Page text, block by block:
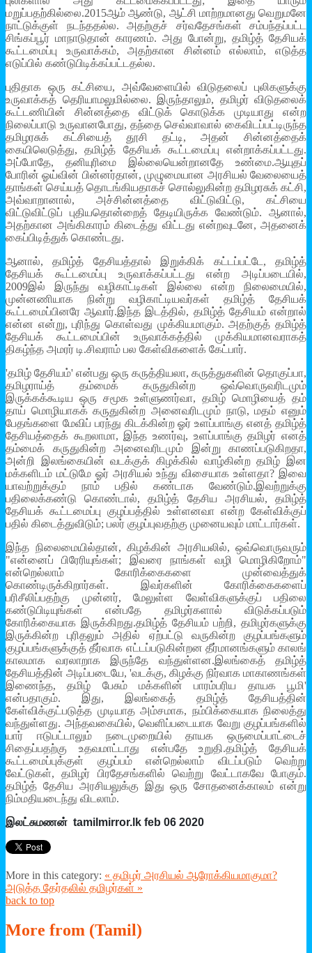
மறுப்பதற்கில்லை.2015ஆம் ஆண்டு, ஆட்சி மாற்றமானது வெறுமனே
நாட்டுக்குள் நடந்ததல்ல. அதற்குச் சர்வதேசங்கள் சம்பந்தப்பட்ட
சிங்கப்பூர் மாநாடுதான் காரணம். அது போன்று, தமிழ்த் தேசியக்
கூட்டமைப்பு உருவாக்கம், அதற்கான சின்னம் எல்லாம், எடுத்த
எடுப்பில் கண்டுபிடிக்கப்பட்டதல்ல.
புதிதாக ஒரு கட்சியை, அவ்வேளையில் விடுதலைப் புலிகளுக்கு
உருவாக்கத் தெரியாமலுமில்லை. இருந்தாலும், தமிழர் விடுதலைக்
கூட்டணியின் சின்னத்தை விட்டுக் கொடுக்க முடியாது என்ற
நிலைப்பாடு உருவானபோது, தந்தை செவ்வாவால் கைவிடப்பட்டிருந்த
தமிழரசுக் கட்சியைத் தூசி தட்டி, அதன் சின்னத்தைக்
கையிலெடுத்து, தமிழ்த் தேசியக் கூட்டமைப்பு என்றாக்கப்பட்டது.
அப்போதே, தனியுரிமை இல்லையென்றானதே உண்மை.ஆயுதப்
போரின் ஓய்வின் பின்னர்தான், முழுமையான அரசியல் வேலையைத்
தாங்கள் செய்யத் தொடங்கியதாகச் சொல்லுகின்ற தமிழரசுக் கட்சி,
அவ்வாறானால், அச்சின்னத்தை விட்டுவிட்டு, கட்சியை
விட்டுவிட்டுப் புதியதொன்றைத் தேடியிருக்க வேண்டும். ஆனால்,
அதற்கான அங்கிகாரம் கிடைத்து விட்டது என்றவுடனே, அதனைக்
கைப்பிடித்துக் கொண்டது.
ஆனால், தமிழ்த் தேசியத்தால் இறுக்கிக் கட்டப்பட்டே, தமிழ்த்
தேசியக் கூட்டமைப்பு உருவாக்கப்பட்டது என்ற அடிப்படையில்,
2009இல் இருந்து வழிகாட்டிகள் இல்லை என்ற நிலைமையில்,
முன்னணியாக நின்று வழிகாட்டியவர்கள் தமிழ்த் தேசியக்
கூட்டமைப்பினரே ஆவார்.இந்த இடத்தில், தமிழ்த் தேசியம் என்றால்
என்ன என்று, புரிந்து கொள்வது முக்கியமாகும். அதற்குத் தமிழ்த்
தேசியக் கூட்டமைப்பின் உருவாக்கத்தில் முக்கியமானவராகத்
திகழ்ந்த அமரர் டி.சிவராம் பல கேள்விகளைக் கேட்பார்.
'தமிழ் தேசியம்' என்பது ஒரு கருத்தியலா, கருத்துகளின் தொகுப்பா,
தமிழராய்த் தம்மைக் கருதுகின்ற ஒவ்வொருவரிடமும்
இருக்கக்கூடிய ஒரு சமூக உள்ளுணர்வா, தமிழ் மொழியைத் தம்
தாய் மொழியாகக் கருதுகின்ற அனைவரிடமும் நாடு, மதம் எனும்
பேதங்களை மேவிப் பரந்து கிடக்கின்ற ஓர் உளப்பாங்கு எனத் தமிழ்த்
தேசியத்தைக் கூறலாமா, இந்த உணர்வு, உளப்பாங்கு தமிழர் எனத்
தம்மைக் கருதுகின்ற அனைவரிடமும் இன்று காணப்படுகிறதா,
அன்றி இலங்கையின் வடக்குக் கிழக்கில் வாழ்கின்ற தமிழ் இன
மக்களிடம் மட்டுமே ஓர் அரசியல் உந்து விசையாக உள்ளதா? இவை
யாவற்றுக்கும் நாம் பதில் கண்டாக வேண்டும்.இவற்றுக்கு
பதிலைக்கண்டு கொண்டால், தமிழ்த் தேசிய அரசியல், தமிழ்த்
தேசியக் கூட்டமைப்பு குழப்பத்தில் உள்ளனவா என்ற கேள்விக்குப்
பதில் கிடைத்துவிடும்; பலர் குழப்புவதற்கு முனையவும் மாட்டார்கள்.
இந்த நிலைமையில்தான், கிழக்கின் அரசியலில், ஒவ்வொருவரும்
"என்னைப் பிரேரியுங்கள்; இவரை நாங்கள் வழி மொழிகிறோம்"
என்றெல்லாம் கோரிக்கைகளை முன்வைத்துக்
கொண்டிருக்கிறார்கள். இவர்களின் கோரிக்கைகளைப்
பரிசீலிப்பதற்கு முன்னர், மேலுள்ள வேள்விகளுக்குப் பதிலை
கண்டுபிடியுங்கள் என்பதே தமிழர்களால் விடுக்கப்படும்
கோரிக்கையாக இருக்கிறது.தமிழ்த் தேசியம் பற்றி, தமிழர்களுக்கு
இருக்கின்ற புரிதலும் அதில் ஏற்பட்டு வருகின்ற குழப்பங்களும்
குழப்பங்களுக்குத் தீர்வாக எட்டப்படுகின்றன தீர்மானங்களும் காலங்
காலமாக வரலாறாக இருந்தே வந்துள்ளன.இலங்கைத் தமிழ்த்
தேசியத்தின் அடிப்படையே, 'வடக்கு, கிழக்கு நிர்வாக மாகாணங்கள்
இணைந்த, தமிழ் பேசும் மக்களின் பாரம்பரிய தாயக பூமி'
என்பதாகும். இது, இலங்கைத் தமிழ்த் தேசியத்தின்
கேள்விக்குட்படுத்த முடியாத அம்சமாக, நம்பிக்கையாக நிலைத்து
வந்துள்ளது. அந்தவகையில், வெளிப்படையாக வேறு குழப்பங்களில்
யார் ஈடுபட்டாலும் நடைமுறையில் தாயக ஒருமைப்பாட்டைச்
சிதைப்பதற்கு உதவமாட்டாது என்பதே உறுதி.தமிழ்த் தேசியக்
கூட்டமைப்புக்குள் குழப்பம் என்றெல்லாம் விடப்படும் வெற்று
வேட்டுகள், தமிழர் பிரதேசங்களில் வெற்று வேட்டாகவே போகும்.
தமிழ்த் தேசிய அரசியலுக்கு இது ஒரு சோதனைக்காலம் என்று
நிம்மதியடைந்து விடலாம்.
இலட்சுமணன் tamilmirror.lk feb 06 2020
More in this category: « தமிழர் அரசியல் ஆரோக்கியமாகுமா?
அடுத்த தேர்தலில் தமிழர்கள் »
back to top
More from (Tamil)